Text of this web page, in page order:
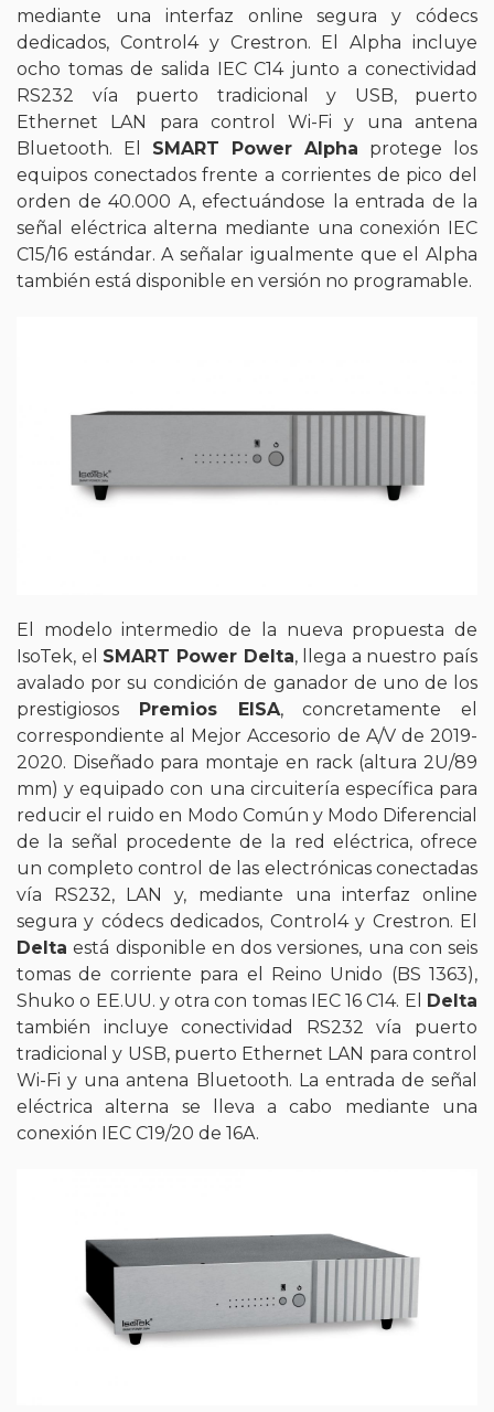
mediante una interfaz online segura y códecs
dedicados, Control4 y Crestron. El Alpha incluye
ocho tomas de salida IEC C14 junto a conectividad
RS232 vía puerto tradicional y USB, puerto
Ethernet LAN para control Wi-Fi y una antena
Bluetooth. El SMART Power Alpha protege los
equipos conectados frente a corrientes de pico del
orden de 40.000 A, efectuándose la entrada de la
señal eléctrica alterna mediante una conexión IEC
C15/16 estándar. A señalar igualmente que el Alpha
también está disponible en versión no programable.
El modelo intermedio de la nueva propuesta de
IsoTek, el SMART Power Delta, llega a nuestro país
avalado por su condición de ganador de uno de los
prestigiosos Premios EISA, concretamente el
correspondiente al Mejor Accesorio de A/V de 2019-
2020. Diseñado para montaje en rack (altura 2U/89
mm) y equipado con una circuitería específica para
reducir el ruido en Modo Común y Modo Diferencial
de la señal procedente de la red eléctrica, ofrece
un completo control de las electrónicas conectadas
vía RS232, LAN y, mediante una interfaz online
segura y códecs dedicados, Control4 y Crestron. El
Delta está disponible en dos versiones, una con seis
tomas de corriente para el Reino Unido (BS 1363),
Shuko o EE.UU. y otra con tomas IEC 16 C14. El Delta
también incluye conectividad RS232 vía puerto
tradicional y USB, puerto Ethernet LAN para control
Wi-Fi y una antena Bluetooth. La entrada de señal
eléctrica alterna se lleva a cabo mediante una
conexión IEC C19/20 de 16A.